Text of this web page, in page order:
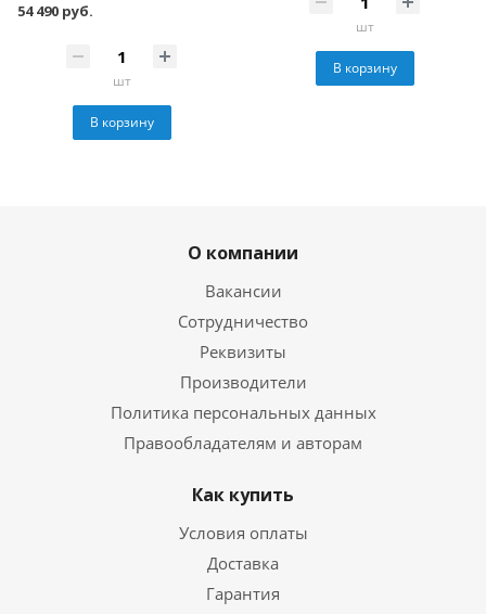
54 490 руб.
шт
В корзину
шт
В корзину
О компании
Вакансии
Сотрудничество
Реквизиты
Производители
Политика персональных данных
Правообладателям и авторам
Как купить
Условия оплаты
Доставка
Гарантия